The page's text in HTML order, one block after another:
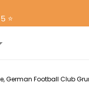
⭐
Football Club